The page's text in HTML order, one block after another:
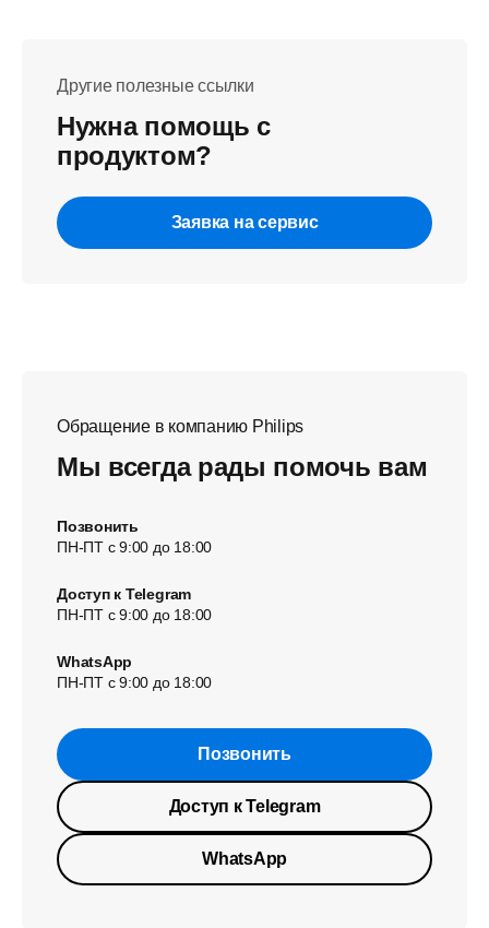
Другие полезные ссылки
Нужна помощь с
продуктом?
Заявка на сервис
Обращение в компанию Philips
Мы всегда рады помочь вам
Позвонить
ПН-ПТ с 9:00 до 18:00
Доступ к Telegram
ПН-ПТ с 9:00 до 18:00
WhatsApp
ПН-ПТ с 9:00 до 18:00
Позвонить
Доступ к Telegram
WhatsApp